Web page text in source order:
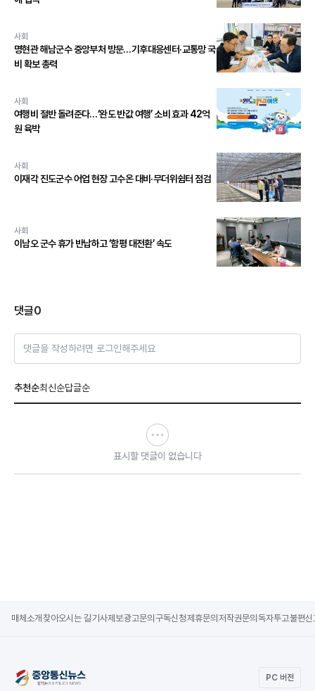
사회
명현관 해남군수 중앙부처 방문…기후대응센터·교통망 국
비 확보 총력
사회
여행비 절반 돌려준다…‘완도 반값 여행’ 소비 효과 42억
원 육박
사회
이재각 진도군수 어업 현장 고수온 대비·무더위쉼터 점검
사회
이남오 군수 휴가 반납하고 ‘함평 대전환’ 속도
댓글0
댓글을 작성하려면 로그인해주세요
추천순최신순답글순
표시할 댓글이 없습니다
매체소개 찾아오시는 길기사제보광고문의 구독신청제휴문의 저작권문의 독자투고불편신
PC 버전